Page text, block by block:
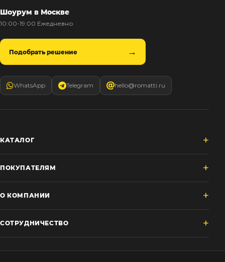
Шоурум в Москве
10:00-19:00 Ежедневно
Подобрать решение
WhatsApp Telegram hello@romatti.ru
КАТАЛОГ
ПОКУПАТЕЛЯМ
О КОМПАНИИ
СОТРУДНИЧЕСТВО